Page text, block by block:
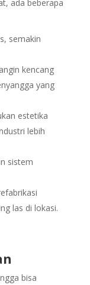
ada beberapa
semakin
kencang
yang
estetika
lebih
sistem
las di lokasi.
bisa